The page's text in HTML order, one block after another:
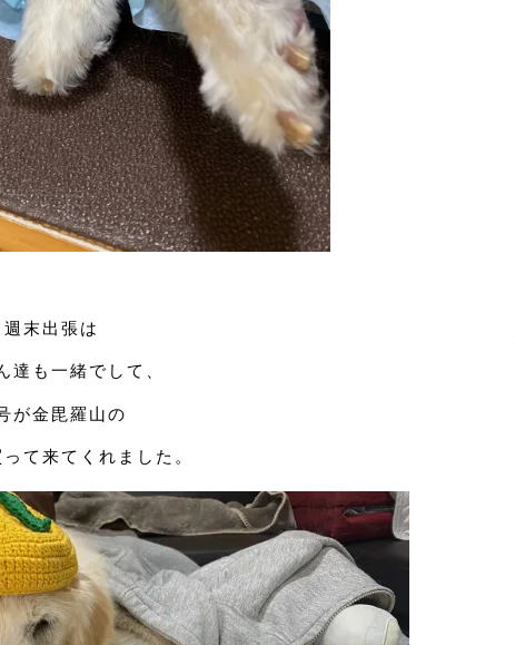
週末出張は
達も一緒でして、
が金毘羅山の
て来てくれました。